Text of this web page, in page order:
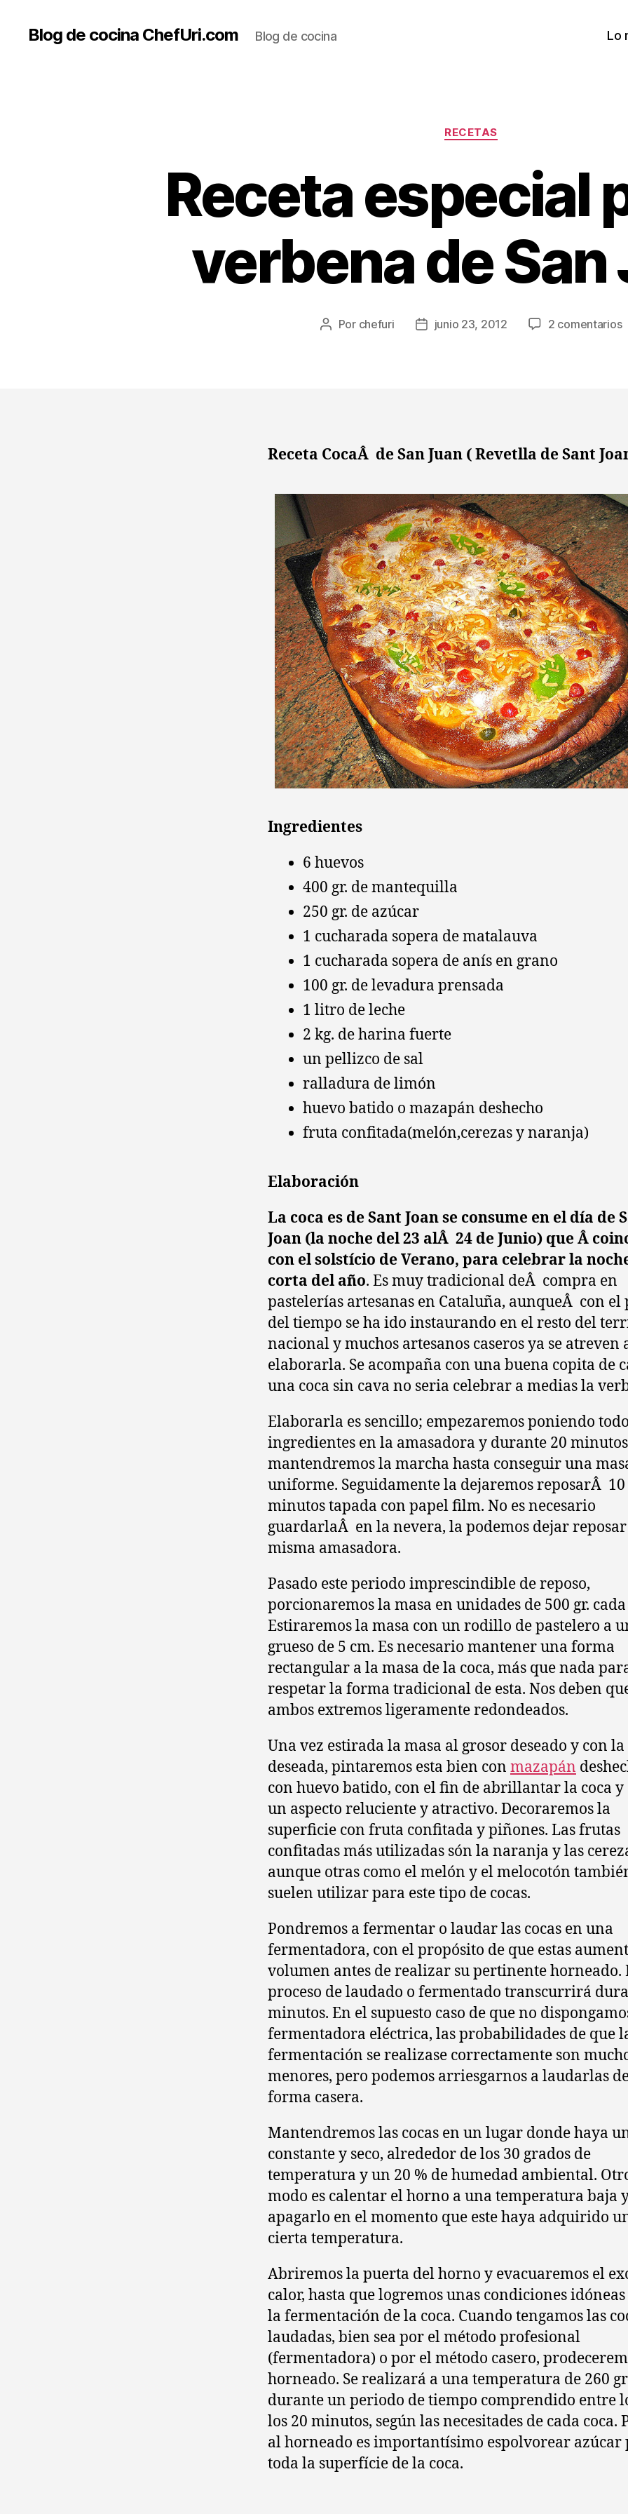
Blog de cocina ChefUri.com Blog de cocina Lo
Categorías
RECETAS
Receta especial
verbena de San
Autor
Por chefuri
Fechajunio 23, 2012 2 comentariosen
Receta CocaÂ de San Juan ( Revetlla de Sant
Ingredientes
6 huevos
400 gr. de mantequilla
250 gr. de azúcar
1 cucharada sopera de matalauva
1 cucharada sopera de anís en grano
100 gr. de levadura prensada
1 litro de leche
2 kg. de harina fuerte
un pellizco de sal
ralladura de limón
huevo batido o mazapán deshecho
fruta confitada(melón,cerezas y naranja)
Elaboración
La coca es de Sant Joan se consume en el día de
Joan (la noche del 23 alÂ 24 de Junio) que Â
con el solstício de Verano, para celebrar la
corta del año. Es muy tradicional deÂ compra en
pastelerías artesanas en Cataluña, aunqueÂ con el
del tiempo se ha ido instaurando en el resto del
nacional y muchos artesanos caseros ya se atreven
elaborarla. Se acompaña con una buena copita de
una coca sin cava no seria celebrar a medias la
Elaborarla es sencillo; empezaremos poniendo
ingredientes en la amasadora y durante 20 minutos
mantendremos la marcha hasta conseguir una
uniforme. Seguidamente la dejaremos reposarÂ 10
minutos tapada con papel film. No es necesario
guardarlaÂ en la nevera, la podemos dejar
misma amasadora.
Pasado este periodo imprescindible de reposo,
porcionaremos la masa en unidades de 500 gr.
Estiraremos la masa con un rodillo de pastelero a
grueso de 5 cm. Es necesario mantener una forma
rectangular a la masa de la coca, más que nada
respetar la forma tradicional de esta. Nos deben
ambos extremos ligeramente redondeados.
Una vez estirada la masa al grosor deseado y con
deseada, pintaremos esta bien con mazapán
con huevo batido, con el fin de abrillantar la coca
un aspecto reluciente y atractivo. Decoraremos la
superficie con fruta confitada y piñones. Las frutas
confitadas más utilizadas són la naranja y las
aunque otras como el melón y el melocotón
suelen utilizar para este tipo de cocas.
Pondremos a fermentar o laudar las cocas en una
fermentadora, con el propósito de que estas
volumen antes de realizar su pertinente horneado.
proceso de laudado o fermentado transcurrirá
minutos. En el supuesto caso de que no
fermentadora eléctrica, las probabilidades de que
fermentación se realizase correctamente son
menores, pero podemos arriesgarnos a laudarlas
forma casera.
Mantendremos las cocas en un lugar donde haya
constante y seco, alrededor de los 30 grados de
temperatura y un 20 % de humedad ambiental.
modo es calentar el horno a una temperatura baja
apagarlo en el momento que este haya adquirido
cierta temperatura.
Abriremos la puerta del horno y evacuaremos el
calor, hasta que logremos unas condiciones
la fermentación de la coca. Cuando tengamos las
laudadas, bien sea por el método profesional
(fermentadora) o por el método casero,
horneado. Se realizará a una temperatura de 260
durante un periodo de tiempo comprendido entre
los 20 minutos, según las necesitades de cada coca.
al horneado es importantísimo espolvorear azúcar
toda la superfície de la coca.